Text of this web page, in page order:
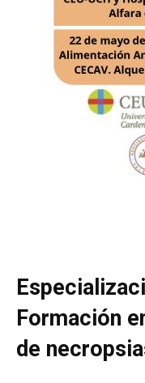
Formación
de